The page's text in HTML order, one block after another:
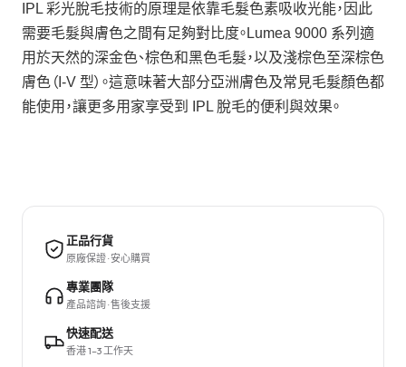
IPL 彩光脫毛技術的原理是依靠毛髮色素吸收光能，因此
需要毛髮與膚色之間有足夠對比度。Lumea 9000 系列適
用於天然的深金色、棕色和黑色毛髮，以及淺棕色至深棕色
膚色（I-V 型）。這意味著大部分亞洲膚色及常見毛髮顏色都
能使用，讓更多用家享受到 IPL 脫毛的便利與效果。
正品行貨
原廠保證 · 安心購買
專業團隊
產品諮詢 · 售後支援
快速配送
香港 1–3 工作天